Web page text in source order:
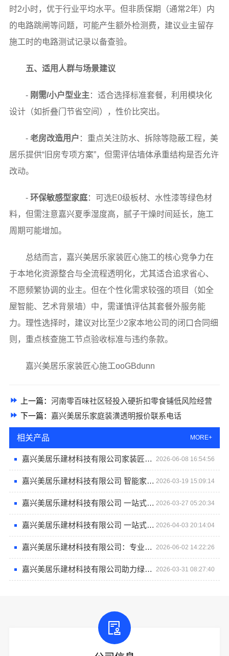
时2小时，优于行业平均水平。但非质保期（通常2年）内
的电路跳闸等问题，可能产生额外检测费，建议业主留存
施工时的电路测试记录以备查验。
五、适用人群与场景建议
- 刚需/小户型业主 ：适合选择标准套餐，利用模块化
设计（如折叠门节省空间），性价比突出。
- 老房改造用户 ：重点关注防水、拆除等隐蔽工程，美
居乐提供“旧房专项方案”，但需评估墙体承重结构是否允许
改动。
- 环保敏感型家庭：可选E0级板材、水性漆等绿色材
料，但需注意嘉兴夏季湿度高，腻子干燥时间延长，施工
周期可能增加。
总结而言，嘉兴美居乐家装匠心施工的核心竞争力在
于本地化资源整合与全流程透明化，尤其适合追求省心、
不愿频繁协调的业主。但在个性化需求较强的项目（如全
屋智能、艺术背景墙）中，需谨慎评估其套餐外服务能
力。理性选择时，建议对比至少2家本地公司的闭口合同细
则，重点核查施工节点验收标准与违约条款。
嘉兴美居乐家装匠心施工ooGBdunn
上一篇： 河南零百味社区轻投入硬折扣零食铺低风险经营
下一篇： 嘉兴美居乐家庭装潢透明报价联系电话
相关产品 MORE+
嘉兴美居乐建材科技有限公司家装匠心施工品质保障 2026-06-08 16:54:56
嘉兴美居乐建材科技有限公司 智能家装引领潮流 2026-03-19 15:09:14
嘉兴美居乐建材科技有限公司 一站式家装解决方案 2026-03-27 05:20:34
嘉兴美居乐建材科技有限公司 一站式家装解决方案 2026-04-03 20:14:04
嘉兴美居乐建材科技有限公司：专业家装品质靠谱有保障 2026-06-02 14:22:26
嘉兴美居乐建材科技有限公司助力绿色家装 2026-03-31 08:27:40